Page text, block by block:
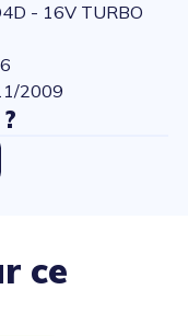
- 16V TURBO
2009
ce